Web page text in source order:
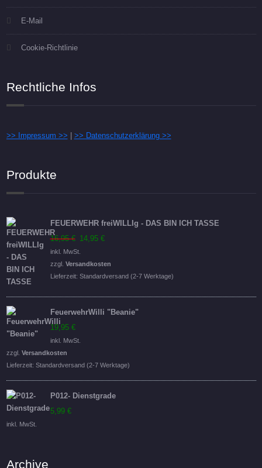
E-Mail
Cookie-Richtlinie
Rechtliche Infos
>> Impressum >> >> Datenschutzerklärung >>
Produkte
FEUERWEHR freiWILLIg - DAS BIN ICH TASSE
16,95€ Ursprünglicher
Preis
war:
16,95 €
14,95 €
ist:
14,95 €.
inkl. MwSt.
zzgl. Versandkosten
Lieferzeit: Standardversand (2-7 Werktage)
FeuerwehrWilli "Beanie"
19,95 €
inkl. MwSt.
zzgl. Versandkosten
Lieferzeit: Standardversand (2-7 Werktage)
P012- Dienstgrade
5,99 €
inkl. MwSt.
Archive